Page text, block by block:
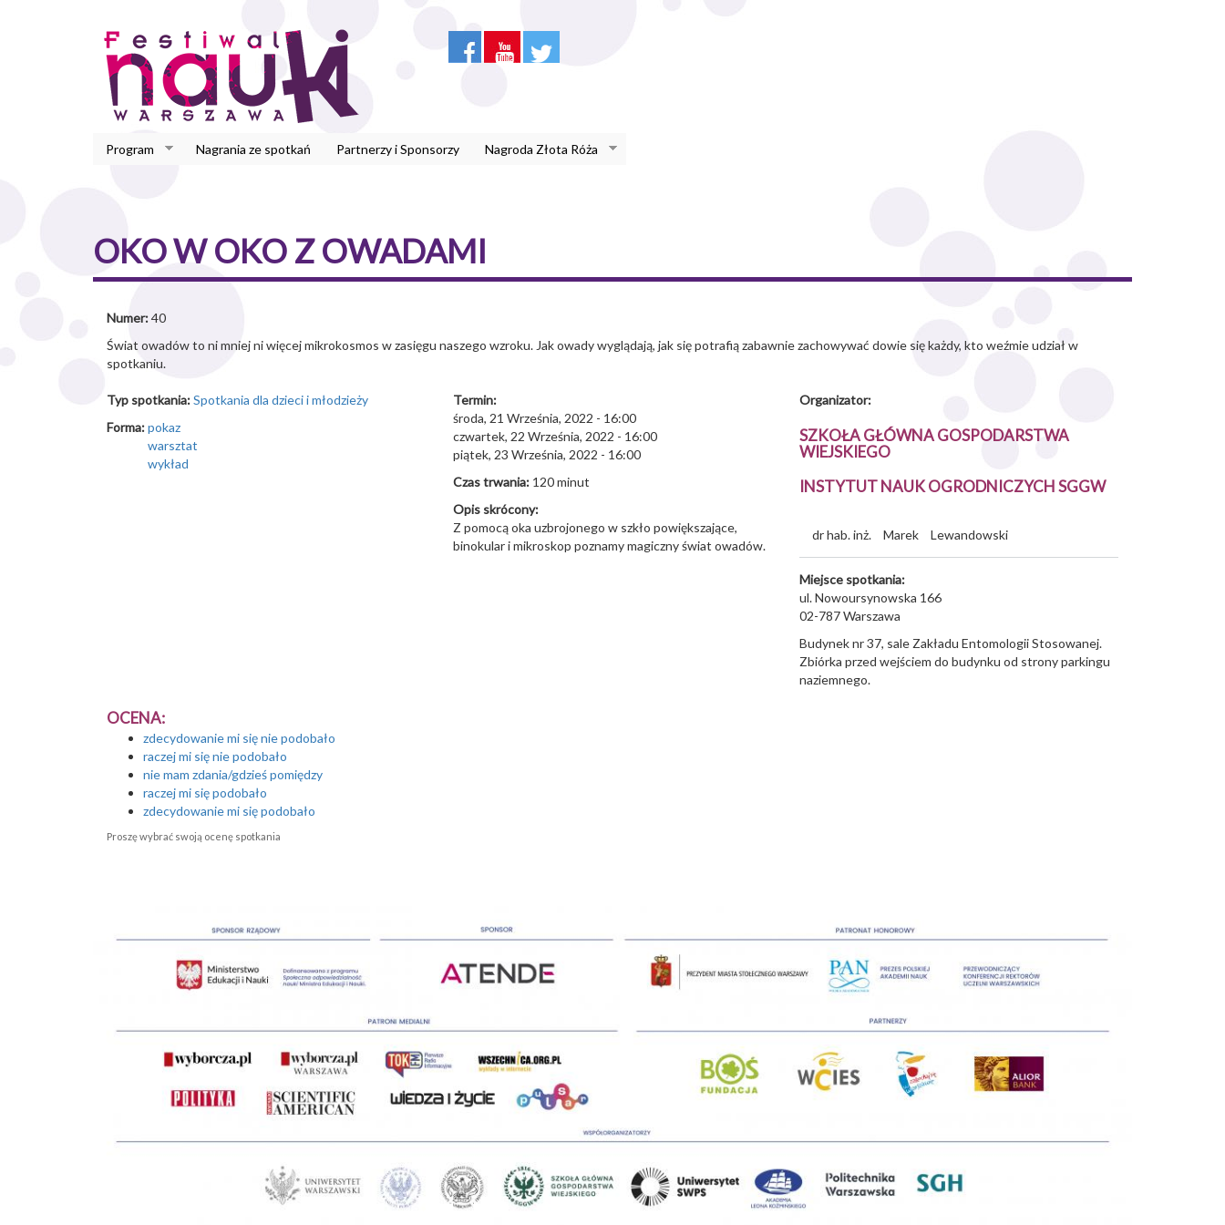
Program Nagrania ze spotkań Partnerzy i Sponsorzy Nagroda Złota Róża
OKO W OKO Z OWADAMI
Numer:40
Świat owadów to ni mniej ni więcej mikrokosmos w zasięgu naszego wzroku. Jak owady wyglądają, jak się potrafią zabawnie zachowywać dowie się każdy, kto weźmie udział w
spotkaniu.
Typ spotkania:Spotkania dla dzieci i młodzieży
Forma:pokaz
warsztat
wykład
Termin:
środa, 21 Września, 2022 - 16:00
czwartek, 22 Września, 2022 - 16:00
piątek, 23 Września, 2022 - 16:00
Czas trwania: 120 minut
Opis skrócony:
Z pomocą oka uzbrojonego w szkło powiększające,
binokular i mikroskop poznamy magiczny świat owadów.
Organizator:
SZKOŁA GŁÓWNA GOSPODARSTWA
WIEJSKIEGO
INSTYTUT NAUK OGRODNICZYCH SGGW
dr hab. inż. Marek Lewandowski
Miejsce spotkania:
ul. Nowoursynowska 166
02-787Warszawa
Budynek nr 37, sale Zakładu Entomologii Stosowanej.
Zbiórka przed wejściem do budynku od strony parkingu
naziemnego.
OCENA:
zdecydowanie mi się nie podobało
raczej mi się nie podobało
nie mam zdania/gdzieś pomiędzy
raczej mi się podobało
zdecydowanie mi się podobało
Proszę wybrać swoją ocenę spotkania